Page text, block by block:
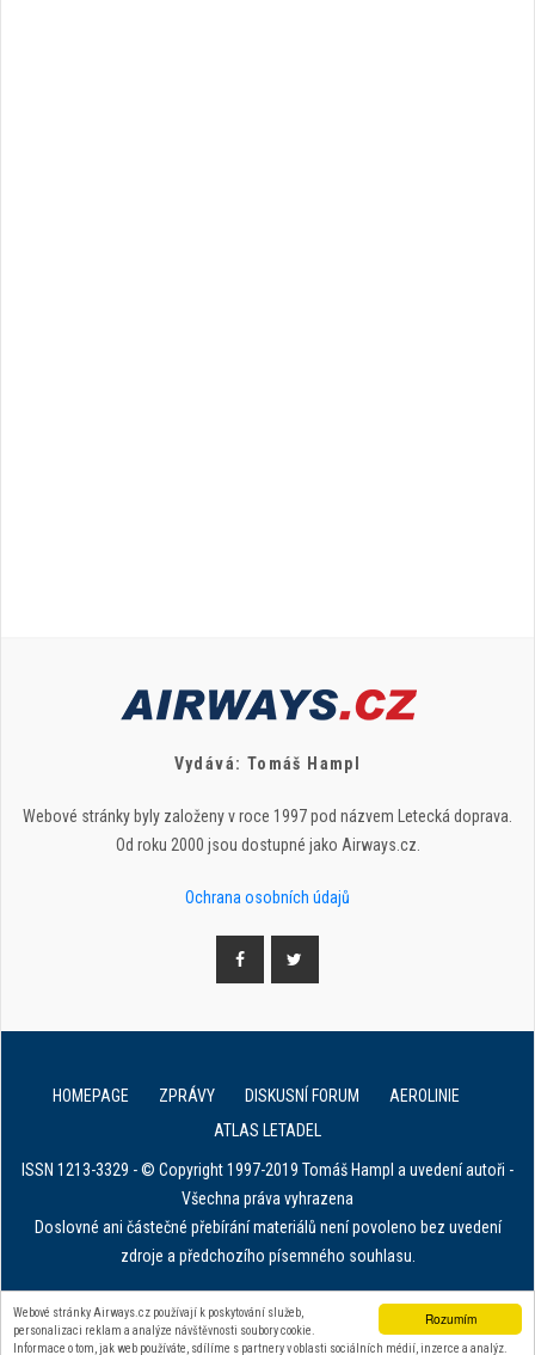
Rozumím
Webové stránky Airways.cz používají k poskytování služeb,
personalizaci reklam a analýze návštěvnosti soubory cookie.
Informace o tom, jak web používáte, sdílíme s partnery v oblasti sociálních médií, inzerce a analýz.
Vydává: Tomáš Hampl
Webové stránky byly založeny v roce 1997 pod názvem Letecká doprava.
Od roku 2000 jsou dostupné jako Airways.cz.
Ochrana osobních údajů
HOMEPAGE ZPRÁVY DISKUSNÍ FORUM
AEROLINIE
ATLAS LETADEL
ISSN 1213-3329 - © Copyright 1997-2019 Tomáš Hampl a uvedení autoři -
Všechna práva vyhrazena
Doslovné ani částečné přebírání materiálů není povoleno bez uvedení
zdroje a předchozího písemného souhlasu.
E. in ART for african IVF clinics
Zařízení na stahování dat z tachografu